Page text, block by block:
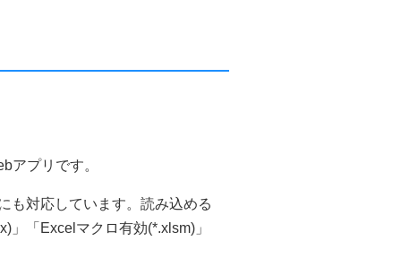
アプリです。
も対応しています。読み込める
「Excelマクロ有効(*.xlsm)」